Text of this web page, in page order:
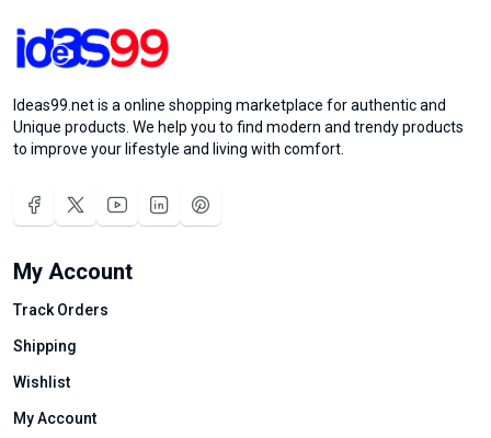
Ideas99.net is a online shopping marketplace for authentic and
Unique products. We help you to find modern and trendy products
to improve your lifestyle and living with comfort.
My Account
Track Orders
Shipping
Wishlist
My Account